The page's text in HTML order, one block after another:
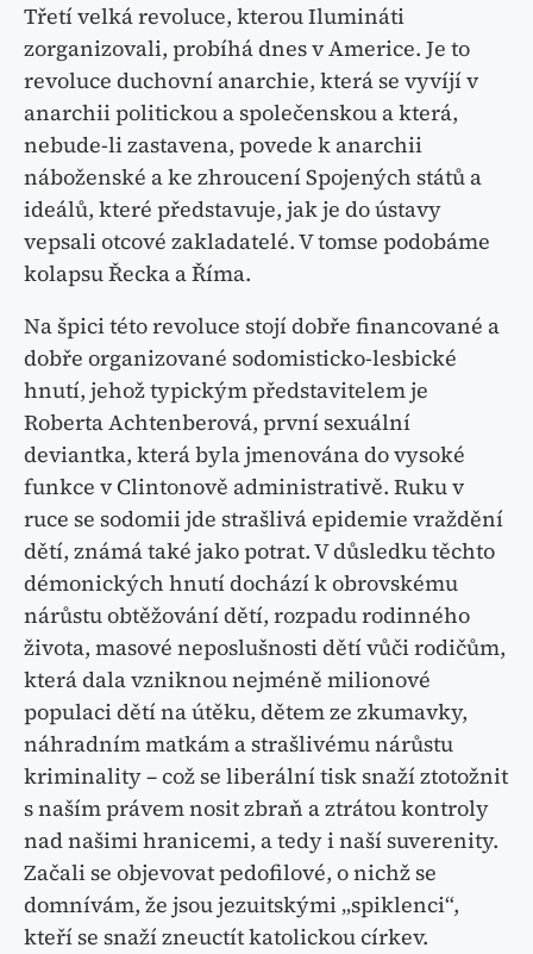
Třetí velká revoluce, kterou Ilumináti
zorganizovali, probíhá dnes v Americe. Je to
revoluce duchovní anarchie, která se vyvíjí v
anarchii politickou a společenskou a která,
nebude-li zastavena, povede k anarchii
náboženské a ke zhroucení Spojených států a
ideálů, které představuje, jak je do ústavy
vepsali otcové zakladatelé. V tomse podobáme
kolapsu Řecka a Říma.
Na špici této revoluce stojí dobře financované a
dobře organizované sodomisticko-lesbické
hnutí, jehož typickým představitelem je
Roberta Achtenberová, první sexuální
deviantka, která byla jmenována do vysoké
funkce v Clintonově administrativě. Ruku v
ruce se sodomii jde strašlivá epidemie vraždění
dětí, známá také jako potrat. V důsledku těchto
démonických hnutí dochází k obrovskému
nárůstu obtěžování dětí, rozpadu rodinného
života, masové neposlušnosti dětí vůči rodičům,
která dala vzniknou nejméně milionové
populaci dětí na útěku, dětem ze zkumavky,
náhradním matkám a strašlivému nárůstu
kriminality – což se liberální tisk snaží ztotožnit
s naším právem nosit zbraň a ztrátou kontroly
nad našimi hranicemi, a tedy i naší suverenity.
Začali se objevovat pedofilové, o nichž se
domnívám, že jsou jezuitskými „spiklenci“,
kteří se snaží zneuctít katolickou církev.